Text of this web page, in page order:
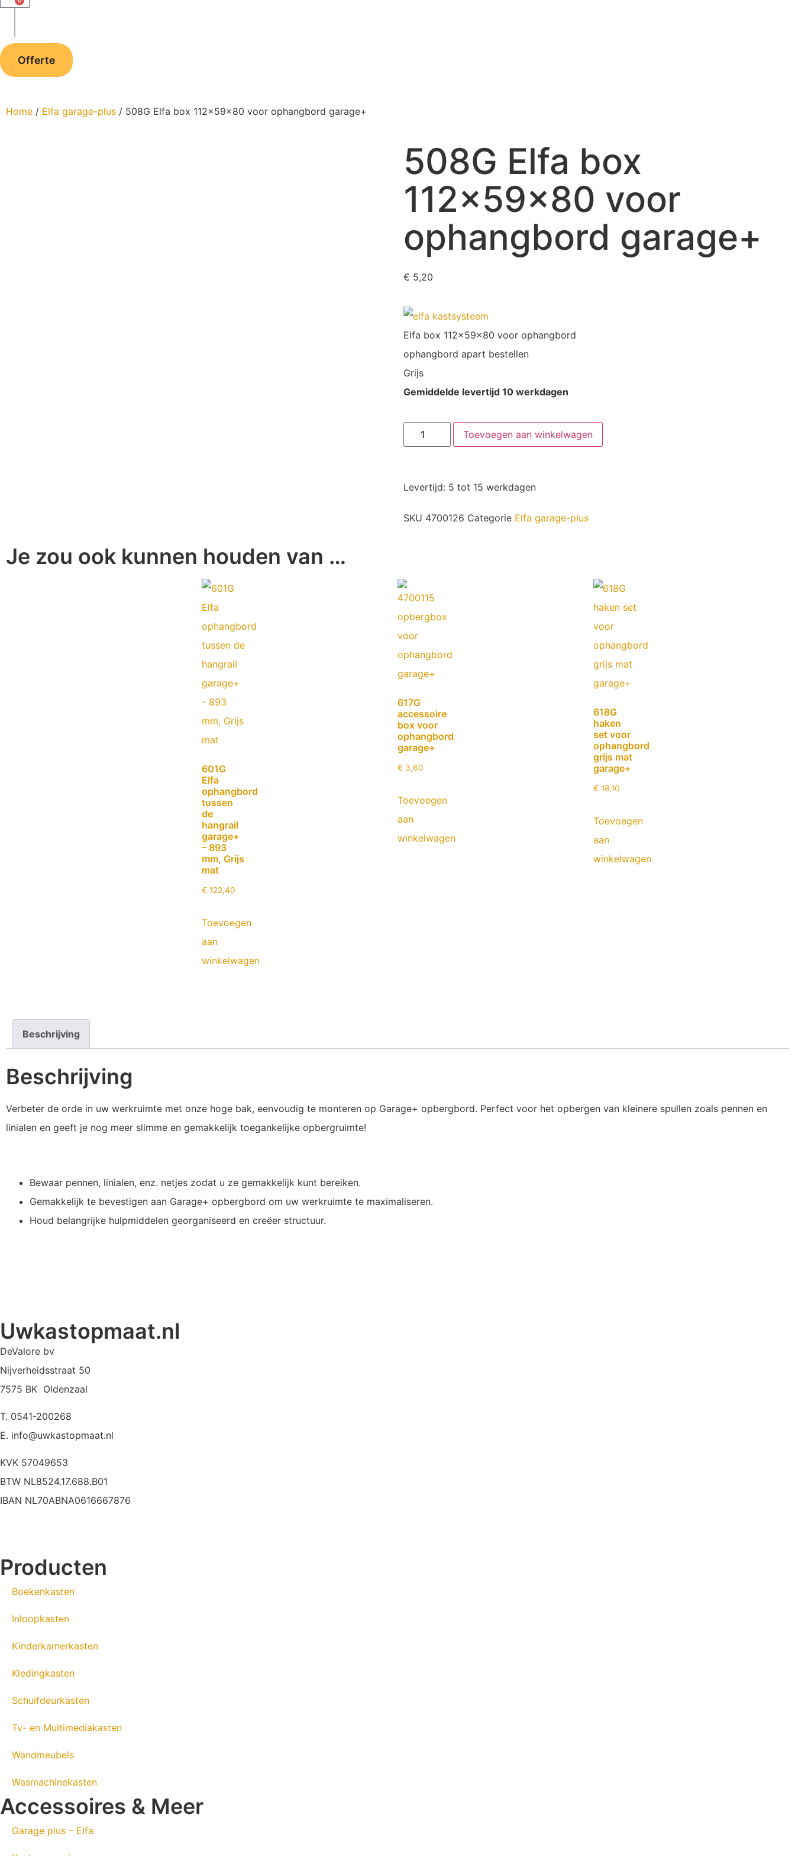
Offerte
Home / Elfa garage-plus / 508G Elfa box 112x59x80 voor ophangbord garage+
508G Elfa box
112x59x80 voor
ophangbord garage+
€ 5,20
Elfa box 112x59x80 voor ophangbord
ophangbord apart bestellen
Grijs
Gemiddelde levertijd 10 werkdagen
Toevoegen aan winkelwagen
Levertijd: 5 tot 15 werkdagen
SKU 4700126 Categorie Elfa garage-plus
Je zou ook kunnen houden van …
601G
Elfa
ophangbord
tussen
de
hangrail
garage+
– 893
mm, Grijs
mat
€ 122,40
Toevoegen
aan
winkelwagen
617G
accessoire
box voor
ophangbord
garage+
€ 3,60
Toevoegen
aan
winkelwagen
618G
haken
set voor
ophangbord
grijs mat
garage+
€ 18,10
Toevoegen
aan
winkelwagen
Beschrijving
Beschrijving
Verbeter de orde in uw werkruimte met onze hoge bak, eenvoudig te monteren op Garage+ opbergbord. Perfect voor het opbergen van kleinere spullen zoals pennen en
linialen en geeft je nog meer slimme en gemakkelijk toegankelijke opbergruimte!
Bewaar pennen, linialen, enz. netjes zodat u ze gemakkelijk kunt bereiken.
Gemakkelijk te bevestigen aan Garage+ opbergbord om uw werkruimte te maximaliseren.
Houd belangrijke hulpmiddelen georganiseerd en creëer structuur.
Uwkastopmaat.nl
DeValore bv
Nijverheidsstraat 50
7575 BK Oldenzaal
T. 0541-200268
E. info@uwkastopmaat.nl
KVK 57049653
BTW NL8524.17.688.B01
IBAN NL70ABNA0616667876
Producten
Boekenkasten
Inloopkasten
Kinderkamerkasten
Kledingkasten
Schuifdeurkasten
Tv- en Multimediakasten
Wandmeubels
Wasmachinekasten
Accessoires & Meer
Garage plus – Elfa